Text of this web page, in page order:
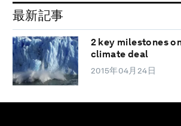
最新記事
2 key milestones
climate deal
2015年04月24日